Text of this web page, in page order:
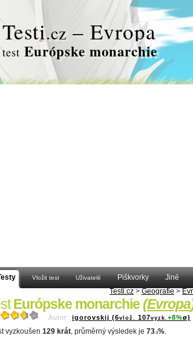
Testi.cz – Evropa
test Európske monarchie
Vložit test Uživatelé Piškvorky
Jiné
Testi.cz > Geografie >
Európske monarchie(Evropa
Autor: igorovskij (6vlož. 107vyzk. +8%ø)
vyzkoušen 129 krát, průměrný výsledek je 73 .2%.